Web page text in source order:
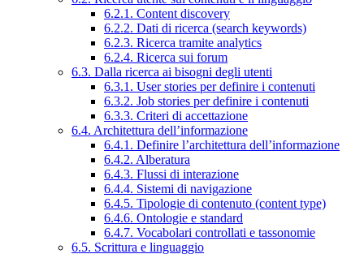
6.2.1. Content discovery
6.2.2. Dati di ricerca (search keywords)
6.2.3. Ricerca tramite analytics
6.2.4. Ricerca sui forum
6.3. Dalla ricerca ai bisogni degli utenti
6.3.1. User stories per definire i contenuti
6.3.2. Job stories per definire i contenuti
6.3.3. Criteri di accettazione
6.4. Architettura dell’informazione
6.4.1. Definire l’architettura dell’informazione
6.4.2. Alberatura
6.4.3. Flussi di interazione
6.4.4. Sistemi di navigazione
6.4.5. Tipologie di contenuto (content type)
6.4.6. Ontologie e standard
6.4.7. Vocabolari controllati e tassonomie
6.5. Scrittura e linguaggio